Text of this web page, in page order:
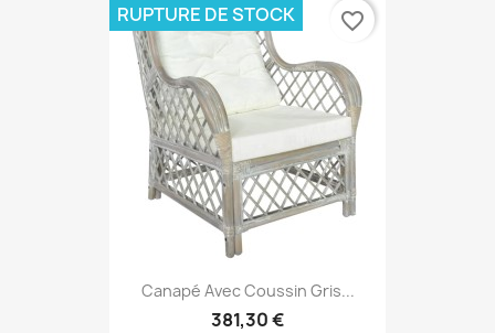
Canapé Avec Coussin Gris...
381,30 €
RUPTURE DE STOCK favorite_border